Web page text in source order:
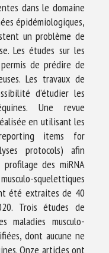
dans le domaine
épidémiologiques,
un problème de
Les études sur les
de prédire de
Les travaux de
d’étudier les
Une revue
en utilisant les
items for
protocols) afin
des miRNA
squelettiques
été extraites de 40
Trois études de
maladies musculo-
dont aucune ne
Onze articles ont
que les
le cadre de la